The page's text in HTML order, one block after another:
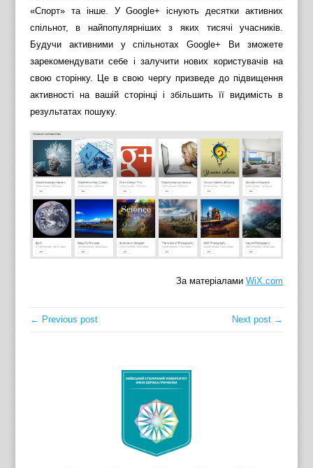
«Спорт» та інше. У Google+ існують десятки активних
спільнот, в найпопулярніших з яких тисячі учасників.
Будучи активними у спільнотах Google+ Ви зможете
зарекомендувати себе і залучити нових користувачів на
свою сторінку. Це в свою чергу призведе до підвищення
активності на вашій сторінці і збільшить її видимість в
результатах пошуку.
За матеріаламиWiX.com
← Previous post Next post →